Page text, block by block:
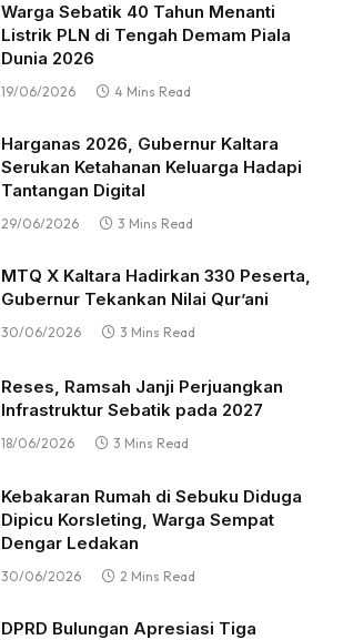
Warga Sebatik 40 Tahun Menanti
Listrik PLN di Tengah Demam Piala
Dunia 2026
19/06/2026 4 Mins Read
Harganas 2026, Gubernur Kaltara
Serukan Ketahanan Keluarga Hadapi
Tantangan Digital
29/06/2026 3 Mins Read
MTQ X Kaltara Hadirkan 330 Peserta,
Gubernur Tekankan Nilai Qur’ani
30/06/2026 3 Mins Read
Reses, Ramsah Janji Perjuangkan
Infrastruktur Sebatik pada 2027
18/06/2026 3 Mins Read
Kebakaran Rumah di Sebuku Diduga
Dipicu Korsleting, Warga Sempat
Dengar Ledakan
30/06/2026 2 Mins Read
DPRD Bulungan Apresiasi Tiga